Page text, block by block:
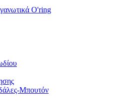
O'ring
Μπουτόν